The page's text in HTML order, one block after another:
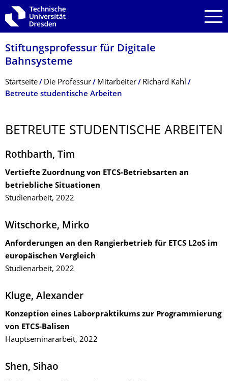
Zur Hauptnavigation springen
Zur Suche springen
Zum Inhalt springen
Stiftungsprofessur für Digitale
Bahnsysteme
Breadcrumb-Menü
Startseite Die Professur Mitarbeiter
Richard Kahl
Betreute studentische Arbeiten
BETREUTE STUDENTISCHE ARBEITEN
Rothbarth, Tim
Vertiefte Zuordnung von ETCS-Betriebsarten an
betriebliche Situationen
Studienarbeit, 2022
Witschorke, Mirko
Anforderungen an den Rangierbetrieb für ETCS L2oS im
europäischen Vergleich
Studienarbeit, 2022
Kluge, Alexander
Konzeption eines Laborpraktikums zur Programmierung
von ETCS-Balisen
Hauptseminararbeit, 2022
Shen, Sihao